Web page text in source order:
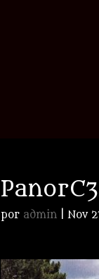
por admin |Nov